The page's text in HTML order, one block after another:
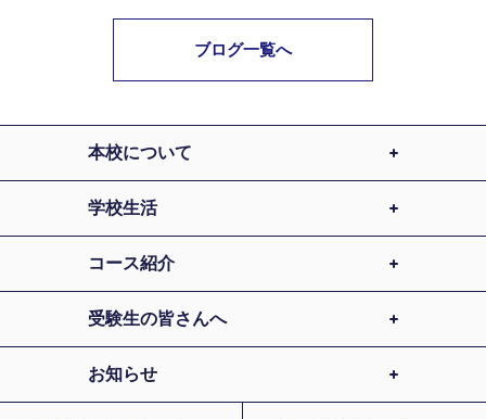
ブログ一覧へ
本校について
学校生活
コース紹介
受験生の皆さんへ
お知らせ